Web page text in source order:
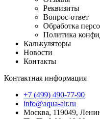
Реквизиты
Вопрос-ответ
Обработка
Политика
Калькуляторы
Новости
Контакты
Контактная информация
+7 (499) 490-77-90
info@aqua-air.ru
Москва, 119049,